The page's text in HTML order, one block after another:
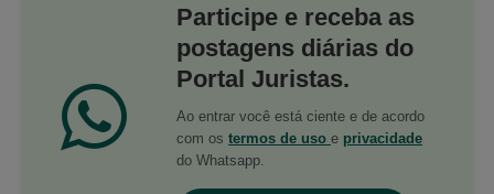
Participe e receba as
postagens diárias do
Portal Juristas.
Ao entrar você está ciente e de acordo
com os termos de uso e privacidade
do Whatsapp.